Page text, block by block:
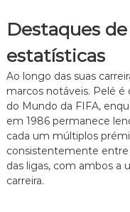
Destaques
estatísticas
Ao longo das suas
marcos notáveis. Pelé é
do Mundo da FIFA,
em 1986 permanece
cada um múltiplos
consistentemente entre
das ligas, com ambos a
carreira.